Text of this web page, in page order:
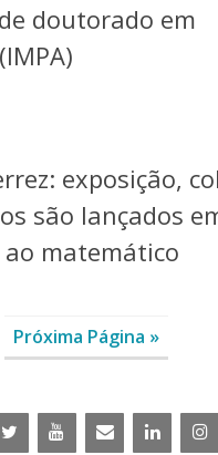
doutorado em
exposição,
são lançados
matemático
Próxima Página »